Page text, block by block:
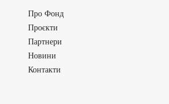
Про Фонд
Проєкти
Партнери
Новини
Контакти